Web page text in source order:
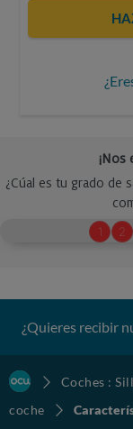
¿Quieres recibir
Coches :
coche